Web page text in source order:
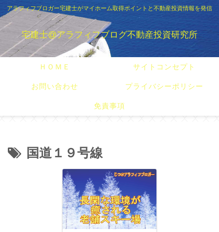
アラフィフブロガー宅建士がマイホーム取得ポイントと不動産投資情報を発信
宅建士@アラフィフブログ不動産投資研究所
ＨＯＭＥ サイトコンセプト
お問い合わせ プライバシーポリシー
免責事項
国道１９号線